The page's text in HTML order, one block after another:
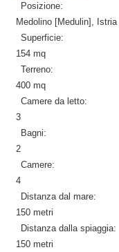
Posizione:
Medolino [Medulin], Istria
Superficie:
154 mq
Terreno:
400 mq
Camere da letto:
3
Bagni:
2
Camere:
4
Distanza dal mare:
150 metri
Distanza dalla spiaggia:
150 metri